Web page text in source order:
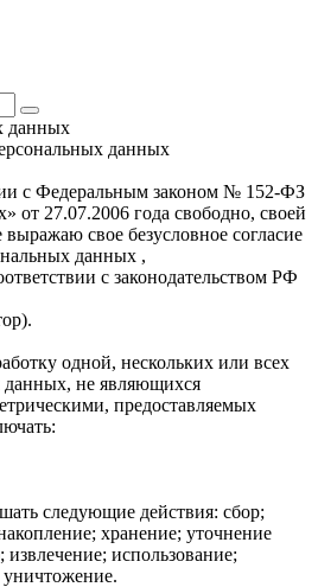
данных
данных
с Федеральным законом № 152-ФЗ
от 27.07.2006 года свободно, своей
свое безусловное согласие
данных ,
с законодательством РФ
одной, нескольких или всех
данных, не являющихся
предоставляемых
следующие действия: сбор;
хранение; уточнение
использование;
уничтожение.